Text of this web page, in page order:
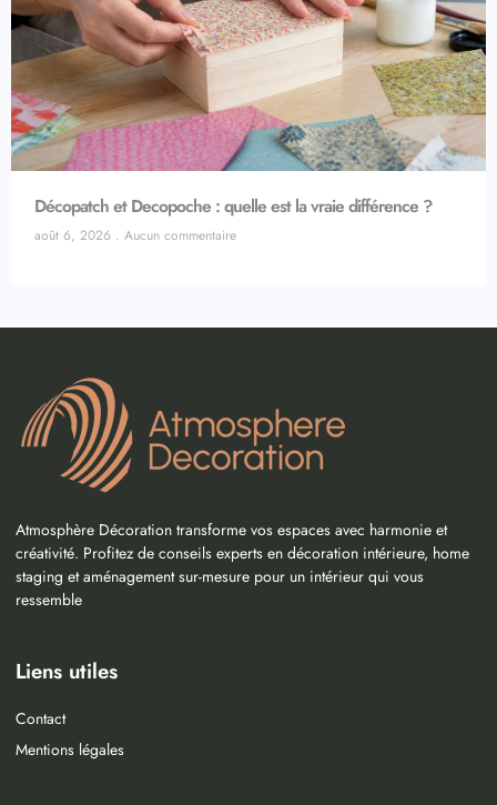
Décopatch et Decopoche : quelle est la vraie différence ?
août 6, 2026 Aucun commentaire
Atmosphère Décoration transforme vos espaces avec harmonie et
créativité. Profitez de conseils experts en décoration intérieure, home
staging et aménagement sur-mesure pour un intérieur qui vous
ressemble
Liens utiles
Contact
Mentions légales